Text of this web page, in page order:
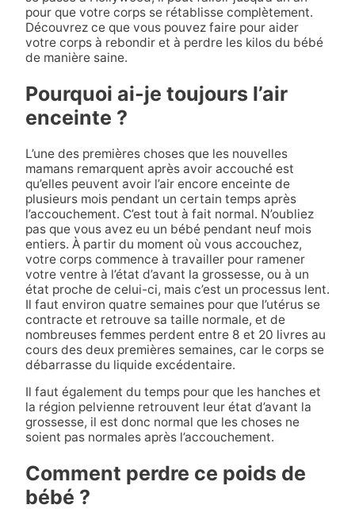
pour que votre corps se rétablisse complètement.
Découvrez ce que vous pouvez faire pour aider
votre corps à rebondir et à perdre les kilos du bébé
de manière saine.
Pourquoi ai-je toujours l’air
enceinte ?
L’une des premières choses que les nouvelles
mamans remarquent après avoir accouché est
qu’elles peuvent avoir l’air encore enceinte de
plusieurs mois pendant un certain temps après
l’accouchement. C’est tout à fait normal. N’oubliez
pas que vous avez eu un bébé pendant neuf mois
entiers. À partir du moment où vous accouchez,
votre corps commence à travailler pour ramener
votre ventre à l’état d’avant la grossesse, ou à un
état proche de celui-ci, mais c’est un processus lent.
Il faut environ quatre semaines pour que l’utérus se
contracte et retrouve sa taille normale, et de
nombreuses femmes perdent entre 8 et 20 livres au
cours des deux premières semaines, car le corps se
débarrasse du liquide excédentaire.
Il faut également du temps pour que les hanches et
la région pelvienne retrouvent leur état d’avant la
grossesse, il est donc normal que les choses ne
soient pas normales après l’accouchement.
Comment perdre ce poids de
bébé ?